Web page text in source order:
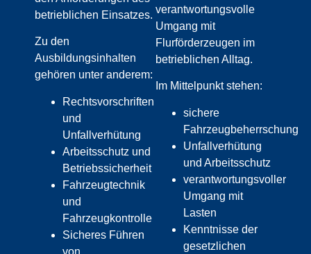
betrieblichen Einsatzes.
Zu den
Ausbildungsinhalten
gehören unter anderem:
Rechtsvorschriften
und
Unfallverhütung
Arbeitsschutz und
Betriebssicherheit
Fahrzeugtechnik
und
Fahrzeugkontrolle
Sicheres Führen
von
verantwortungsvolle
Umgang mit
Flurförderzeugen im
betrieblichen Alltag.
Im Mittelpunkt stehen:
sichere
Fahrzeugbeherrschung
Unfallverhütung
und Arbeitsschutz
verantwortungsvoller
Umgang mit
Lasten
Kenntnisse der
gesetzlichen